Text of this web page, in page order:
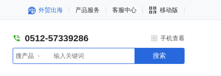
外贸出海 产品服务 客服中心 移动版
0512-57339286 手机查看
搜产品 搜索